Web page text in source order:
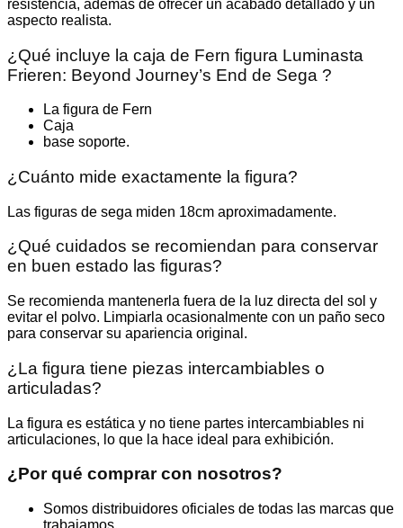
resistencia, además de ofrecer un acabado detallado y un
aspecto realista.
¿Qué incluye la caja de Fern figura Luminasta
Frieren: Beyond Journey’s End de Sega ?
La figura de Fern
Caja
base soporte.
¿Cuánto mide exactamente la figura?
Las figuras de sega miden 18cm aproximadamente.
¿Qué cuidados se recomiendan para conservar
en buen estado las figuras?
Se recomienda mantenerla fuera de la luz directa del sol y
evitar el polvo. Limpiarla ocasionalmente con un paño seco
para conservar su apariencia original.
¿La figura tiene piezas intercambiables o
articuladas?
La figura es estática y no tiene partes intercambiables ni
articulaciones, lo que la hace ideal para exhibición.
¿Por qué comprar con nosotros?
Somos distribuidores oficiales de todas las marcas que
trabajamos.